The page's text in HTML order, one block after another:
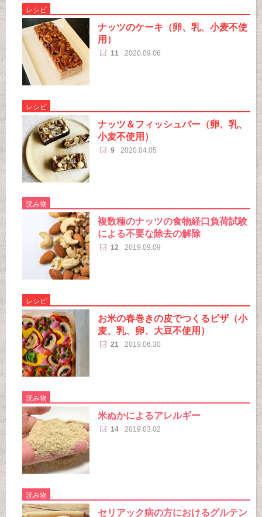
レシピ
ナッツのケーキ（卵、乳、小麦不使
用）
11 2020.09.06
レシピ
ナッツ＆フィッシュバー（卵、乳、
小麦不使用）
9 2020.04.05
読み物
複数種のナッツの食物経口負荷試験
による不要な除去の解除
12 2019.09.09
レシピ
お米の春巻きの皮でつくるピザ（小
麦、乳、卵、大豆不使用）
21 2019.06.30
読み物
米ぬかによるアレルギー
14 2019.03.02
読み物
セリアック病の方におけるグルテン